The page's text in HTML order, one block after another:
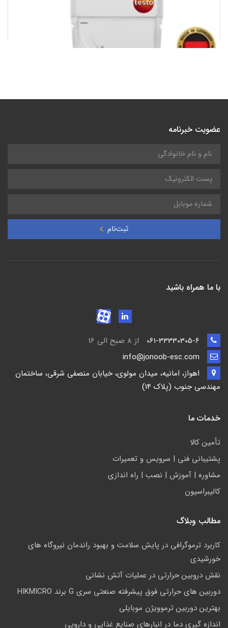
14,510,000
عضویت خبرنامه
ثبت‌نام
با ما همراه باشید
از 8 صبح الی 16
اهواز، امانیه، میدان مولوی، خیابان منصفی شرقی، ساختمان
مهندسی جنوب (پلاک 14)
خدمات ما
تأمين كالا
پشتيباني فني | سرويس و تعمیرات
مشاوره | آموزش | نصب | راه اندازی
کالیبراسیون
مطالب وبلاگ
کاربرد ترموگرافی در پایش سلامت و بهبود راندمان نیروگاه های
خورشیدی
نقش دروبین حرارتی در عملیات آتش نشانی
دوربین های حرارتی فوق پیشرفته صنعتی سری G برند HIKMICRO
بهترین دوربین ترموویژن موبایلی
اندازه گیری دما در انبارهای صنایع غذایی و دارویی